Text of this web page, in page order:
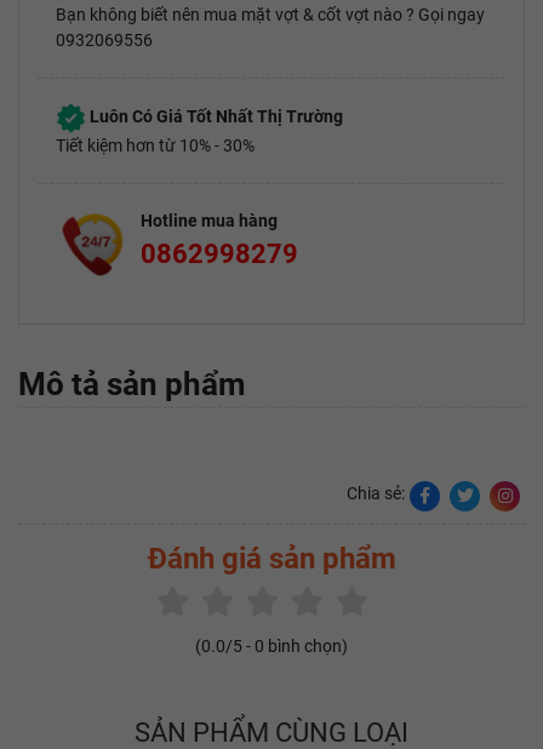
Bạn không biết nên mua mặt vợt & cốt vợt nào ? Gọi ngay
0932069556
Luôn Có Giá Tốt Nhất Thị Trường
Tiết kiệm hơn từ 10% - 30%
Hotline mua hàng
0862998279
Mô tả sản phẩm
Chia sẻ:
Đánh giá sản phẩm
(0.0/5 - 0 bình chọn)
SẢN PHẨM CÙNG LOẠI